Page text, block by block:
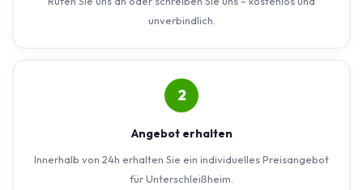
unverbindlich.
2
Angebot erhalten
Innerhalb von 24h erhalten Sie ein individuelles Preisangebot
für Unterschleißheim.